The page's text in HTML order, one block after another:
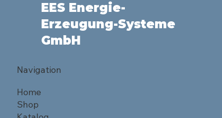
EES Energie-
Erzeugung-Systeme
GmbH
Navigation
Home
Shop